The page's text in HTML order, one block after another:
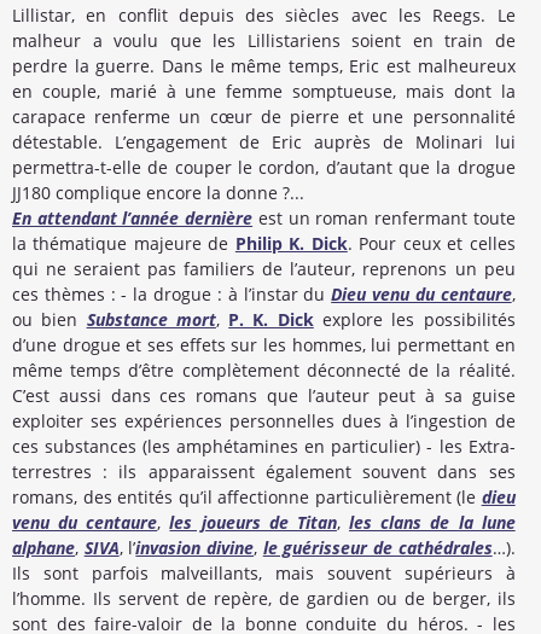
Lillistar, en conflit depuis des siècles avec les Reegs. Le
malheur a voulu que les Lillistariens soient en train de
perdre la guerre. Dans le même temps, Eric est malheureux
en couple, marié à une femme somptueuse, mais dont la
carapace renferme un cœur de pierre et une personnalité
détestable. L’engagement de Eric auprès de Molinari lui
permettra-t-elle de couper le cordon, d’autant que la drogue
JJ180 complique encore la donne ?...
En attendant l’année dernière est un roman renfermant toute
la thématique majeure de Philip K. Dick. Pour ceux et celles
qui ne seraient pas familiers de l’auteur, reprenons un peu
ces thèmes : - la drogue : à l’instar duDieu venu du centaure,
ou bien Substance mort, P. K. Dickexplore les possibilités
d’une drogue et ses effets sur les hommes, lui permettant en
même temps d’être complètement déconnecté de la réalité.
C’est aussi dans ces romans que l’auteur peut à sa guise
exploiter ses expériences personnelles dues à l’ingestion de
ces substances (les amphétamines en particulier) - les Extra-
terrestres : ils apparaissent également souvent dans ses
romans, des entités qu’il affectionne particulièrement (le dieu
venu du centaure,les joueurs de Titan,les clans de la lune
alphane, SIVA, l’invasion divine, le guérisseur de cathédrales…).
Ils sont parfois malveillants, mais souvent supérieurs à
l’homme. Ils servent de repère, de gardien ou de berger, ils
sont des faire-valoir de la bonne conduite du héros. - les